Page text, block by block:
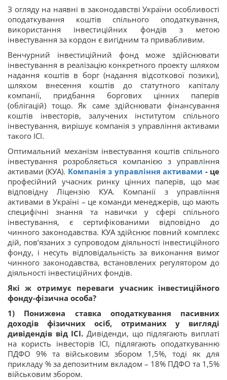
З огляду на наявні в законодавстві України особливості
оподаткування коштів спільного оподаткування,
використання інвестиційних фондів з метою
інвестування за кордон є вигідним та привабливим.
Венчурний інвестиційний фонд може здійснювати
інвестування в реалізацію конкретного проекту шляхом
надання коштів в борг (надання відсоткової позики),
шляхом внесення коштів до статутного капіталу
компанії, придбання боргових цінних паперів
(облігацій) тощо. Як саме здійснювати фінансування
коштів інвесторів, залучених інститутом спільного
інвестування, вирішує компанія з управління активами
такого ІСІ.
Оптимальний механізм інвестування коштів спільного
інвестування розробляється компанією з управління
активами (КУА). Компанія з управління активами - це
професійний учасник ринку цінних паперів, що має
відповідну Ліцензію КУА. Компанії з управління
активами в Україні – це команди менеджерів, що мають
специфічні знання та навички у сфері спільного
інвестування, є сертифікованими відповідно до
чинного законодавства. КУА здійснює повний комплекс
дій, пов’язаних з супроводом діяльності інвестиційного
фонду, і несуть відповідальність за виконання вимог
чинного законодавства, встановлених регулятором до
діяльності інвестиційних фондів.
Які ж отримує переваги учасник інвестиційного
фонду-фізична особа?
1)
Понижена ставка оподаткування пасивних
доходів фізичних осіб, отриманих у вигляді
дивідендів від ІСІ. Дивіденди, що підлягають виплаті
на користь інвесторів ІСІ, підлягають оподаткуванню
ПДФО 9% та військовим збором 1,5%, тоді як для
прикладу % за депозитним вкладом – 18% ПДФО та 1,5%
військовим збором.